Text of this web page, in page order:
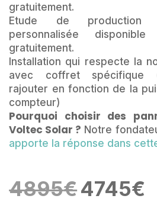
gratuitement.
Etude de production
personnalisée
gratuitement.
Installation qui respecte la
avec coffret spécifique
rajouter en fonction de la
compteur)
Pourquoi choisir des
Voltec Solar ? Notre
apporte la réponse dans
4895€
Le
prix
4745€